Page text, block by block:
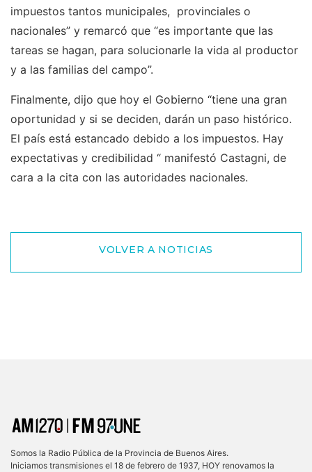
impuestos tantos municipales, provinciales o
nacionales” y remarcó que “es importante que las
tareas se hagan, para solucionarle la vida al productor
y a las familias del campo”.
Finalmente, dijo que hoy el Gobierno “tiene una gran
oportunidad y si se deciden, darán un paso histórico.
El país está estancado debido a los impuestos. Hay
expectativas y credibilidad “ manifestó Castagni, de
cara a la cita con las autoridades nacionales.
VOLVER A NOTICIAS
Somos la Radio Pública de la Provincia de Buenos Aires.
Iniciamos transmisiones el 18 de febrero de 1937, HOY renovamos la